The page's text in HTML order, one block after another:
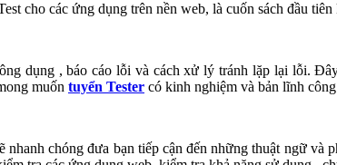
cho các ứng dụng trên nền web, là cuốn sách đầu
dụng , báo cáo lỗi và cách xử lý tránh lặp lại lỗi.
muốn tuyển Tester có kinh nghiệm và bản lĩnh
chóng đưa bạn tiếp cận đến những thuật ngữ và